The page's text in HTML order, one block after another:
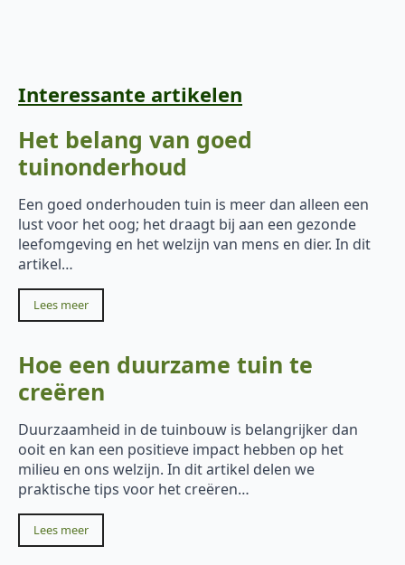
Interessante artikelen
Het belang van goed
tuinonderhoud
Een goed onderhouden tuin is meer dan alleen een
lust voor het oog; het draagt bij aan een gezonde
leefomgeving en het welzijn van mens en dier. In dit
artikel…
Lees meer
Hoe een duurzame tuin te
creëren
Duurzaamheid in de tuinbouw is belangrijker dan
ooit en kan een positieve impact hebben op het
milieu en ons welzijn. In dit artikel delen we
praktische tips voor het creëren…
Lees meer